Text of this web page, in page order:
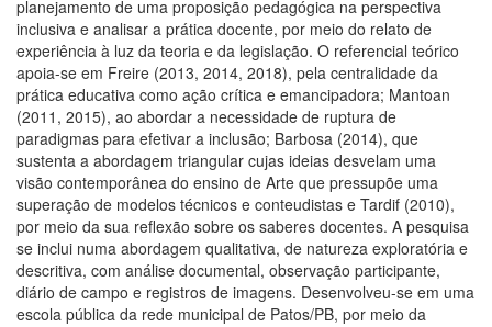
planejamento de uma proposição pedagógica na perspectiva
inclusiva e analisar a prática docente, por meio do relato de
experiência à luz da teoria e da legislação. O referencial teórico
apoia-se em Freire (2013, 2014, 2018), pela centralidade da
prática educativa como ação crítica e emancipadora; Mantoan
(2011, 2015), ao abordar a necessidade de ruptura de
paradigmas para efetivar a inclusão; Barbosa (2014), que
sustenta a abordagem triangular cujas ideias desvelam uma
visão contemporânea do ensino de Arte que pressupõe uma
superação de modelos técnicos e conteudistas e Tardif (2010),
por meio da sua reflexão sobre os saberes docentes. A pesquisa
se inclui numa abordagem qualitativa, de natureza exploratória e
descritiva, com análise documental, observação participante,
diário de campo e registros de imagens. Desenvolveu-se em uma
escola pública da rede municipal de Patos/PB, por meio da